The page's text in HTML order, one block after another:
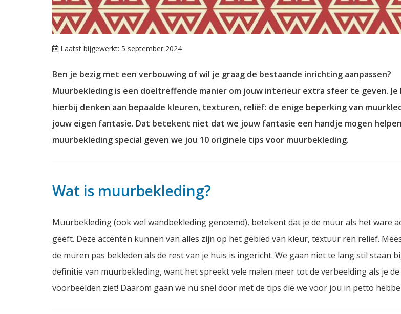
Laatst bijgewerkt: 5 september 2024
Ben je bezig met een verbouwing of wil je graag de bestaande inrichting aanpassen?
Muurbekleding is een doeltreffende manier om jouw interieur extra sfeer te geven. Je
hierbij denken aan bepaalde kleuren, texturen, reliëf: de enige beperking van
jouw eigen fantasie. Dat betekent niet dat we jouw fantasie een handje mogen
muurbekleding special geven we jou 10 originele tips voor muurbekleding.
Wat is muurbekleding?
Muurbekleding (ook wel wandbekleding genoemd), betekent dat je de muur als het ware
geeft. Deze accenten kunnen van alles zijn op het gebied van kleur, textuur ren reliëf.
de muren pas bekleden als de rest van je huis is ingericht. We gaan niet te lang stil staan
definitie van muurbekleding, want het spreekt vele malen meer tot de verbeelding als je de
voorbeelden ziet! Daarom gaan we nu snel door met de tips die we voor jou in petto